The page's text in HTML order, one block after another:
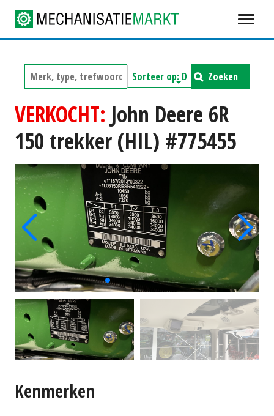
Zoeken
VERKOCHT: John Deere 6R
150 trekker (HIL) #775455
Kenmerken